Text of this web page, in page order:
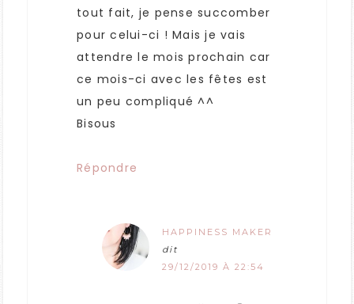
tout fait, je pense succomber
pour celui-ci ! Mais je vais
attendre le mois prochain car
ce mois-ci avec les fêtes est
un peu compliqué ^^
Bisous
Répondre
HAPPINESS MAKER
dit
29/12/2019 À 22:54